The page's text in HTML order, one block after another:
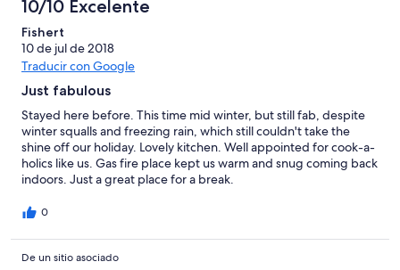
10/10 Excelente
Fishert
10 de jul de 2018
Traducir con Google
Just fabulous
Stayed here before. This time mid winter, but still fab, despite
winter squalls and freezing rain, which still couldn't take the
shine off our holiday. Lovely kitchen. Well appointed for cook-a-
holics like us. Gas fire place kept us warm and snug coming back
indoors. Just a great place for a break.
0
De un sitio asociado